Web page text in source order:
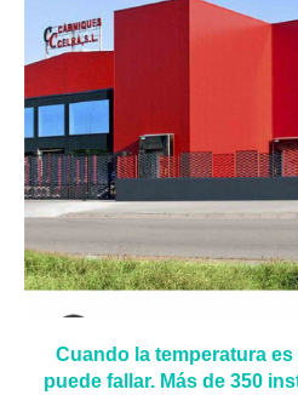
Cuando la temperatura
puede fallar. Más de 350